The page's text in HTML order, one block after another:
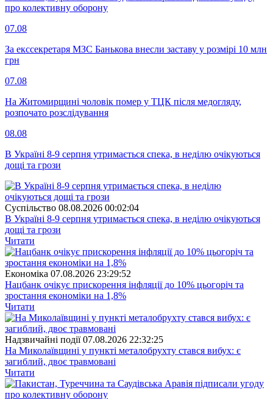
про колективну оборону
07.08
За екссекретаря МЗС Банькова внесли заставу у розмірі 10 млн
грн
07.08
На Житомирщині чоловік помер у ТЦК після медогляду,
розпочато розслідування
08.08
В Україні 8-9 серпня утримається спека, в неділю очікуються
дощі та грози
Суспiльство 08.08.2026 00:02:04
В Україні 8-9 серпня утримається спека, в неділю очікуються
дощі та грози
Читати
Економіка 07.08.2026 23:29:52
Нацбанк очікує прискорення інфляції до 10% цьогоріч та
зростання економіки на 1,8%
Читати
Надзвичайні події 07.08.2026 22:32:25
На Миколаївщині у пункті металобрухту стався вибух: є
загиблий, двоє травмовані
Читати